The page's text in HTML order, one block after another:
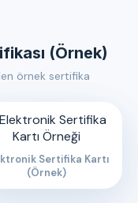
(Örnek)
örnek sertifika
Sertifika Kartı
(Örnek)